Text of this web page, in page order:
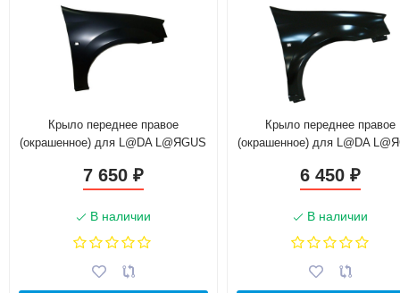
Крыло переднее правое
(окрашенное) для L@DA L@ЯGUS
7 650 ₽
В наличии
Крыло переднее правое
(окрашенное) для L@DA
6 450₽
В наличии